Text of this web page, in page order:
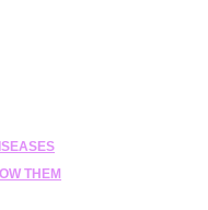
THEM